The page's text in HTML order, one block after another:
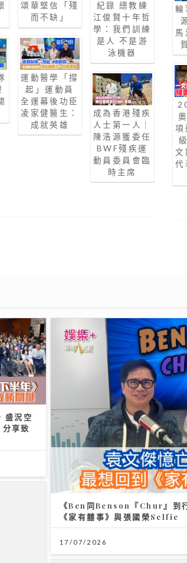
頌華堅信「殘
而不缺」
運動醫學「撐
起」運動員
全運幕後功臣
凌家健醫生：
成就英雄
紀錄 總教練
江俊賢十年哲
學：我們訓練
是人 不是游
泳機器
成為香港殘疾
人士第一人｜
陳浩源獲委任
BWF殘疾運
動員委員會臨
時主席
輪
馬
項
文
代
盛況空
享致
《Ben同Benson『Chur』到
《家有囍事》與張國榮Selfie
17/07/2026